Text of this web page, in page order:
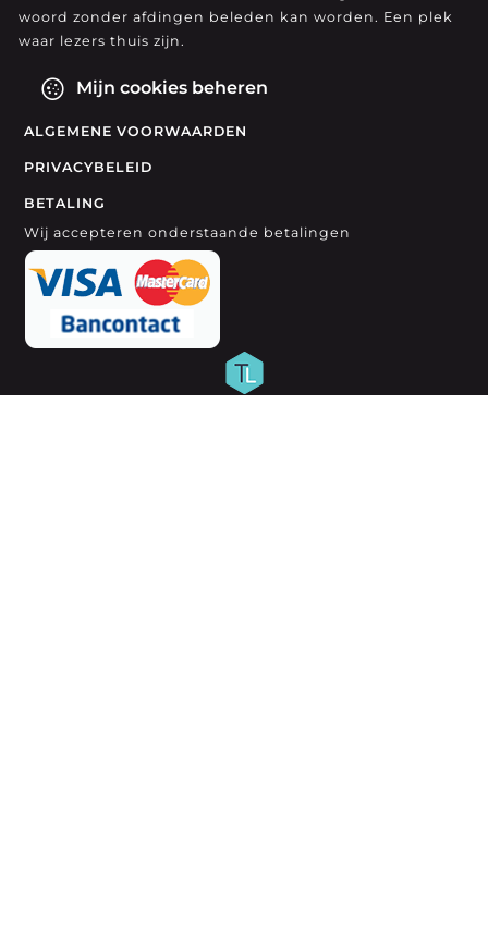
woord zonder afdingen beleden kan worden. Een plek
waar lezers thuis zijn.
Mijn cookies beheren
ALGEMENE VOORWAARDEN
PRIVACYBELEID
BETALING
Wij accepteren onderstaande betalingen